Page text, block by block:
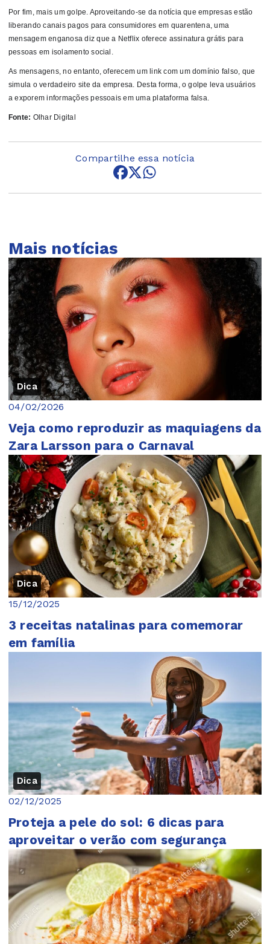
Por fim, mais um golpe. Aproveitando-se da notícia que empresas estão
liberando canais pagos para consumidores em quarentena, uma
mensagem enganosa diz que a Netflix oferece assinatura grátis para
pessoas em isolamento social.
As mensagens, no entanto, oferecem um link com um domínio falso, que
simula o verdadeiro site da empresa. Desta forma, o golpe leva usuários
a exporem informações pessoais em uma plataforma falsa.
Fonte: Olhar Digital
Compartilhe essa notícia
Mais notícias
Dica
04/02/2026
Veja como reproduzir as maquiagens da
Zara Larsson para o Carnaval
Dica
15/12/2025
3 receitas natalinas para comemorar
em família
Dica
02/12/2025
Proteja a pele do sol: 6 dicas para
aproveitar o verão com segurança